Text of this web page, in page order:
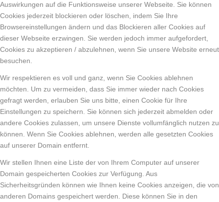
Auswirkungen auf die Funktionsweise unserer Webseite. Sie können
Cookies jederzeit blockieren oder löschen, indem Sie Ihre
Browsereinstellungen ändern und das Blockieren aller Cookies auf
dieser Webseite erzwingen. Sie werden jedoch immer aufgefordert,
Cookies zu akzeptieren / abzulehnen, wenn Sie unsere Website erneut
besuchen.
Wir respektieren es voll und ganz, wenn Sie Cookies ablehnen
möchten. Um zu vermeiden, dass Sie immer wieder nach Cookies
gefragt werden, erlauben Sie uns bitte, einen Cookie für Ihre
Einstellungen zu speichern. Sie können sich jederzeit abmelden oder
andere Cookies zulassen, um unsere Dienste vollumfänglich nutzen zu
können. Wenn Sie Cookies ablehnen, werden alle gesetzten Cookies
auf unserer Domain entfernt.
Wir stellen Ihnen eine Liste der von Ihrem Computer auf unserer
Domain gespeicherten Cookies zur Verfügung. Aus
Sicherheitsgründen können wie Ihnen keine Cookies anzeigen, die von
anderen Domains gespeichert werden. Diese können Sie in den